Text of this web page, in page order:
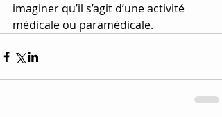
imaginer qu’il s’agit d’une activité
médicale ou paramédicale.